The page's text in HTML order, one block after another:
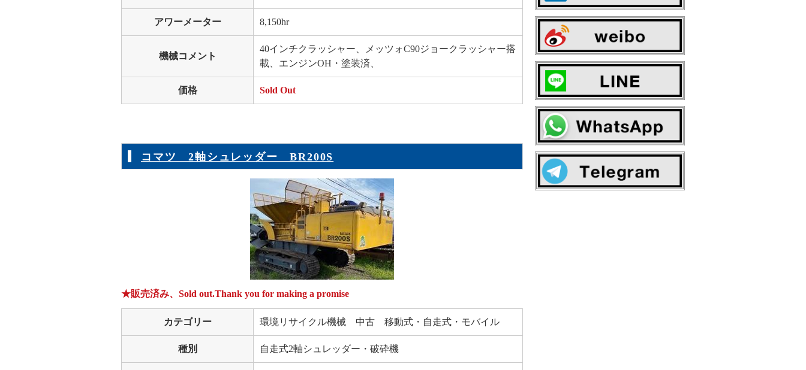
アワーメーター 8,150hr
機械コメント
40インチクラッシャー、メッツォC90ジョークラッシャー搭
載、エンジンOH・塗装済、
価格 Sold Out
コマツ 2軸シュレッダー BR200S
★販売済み、Sold out.Thank you for making a promise
カテゴリー 環境リサイクル機械 中古 移動式・自走式・モバイル
種別 自走式2軸シュレッダー・破砕機